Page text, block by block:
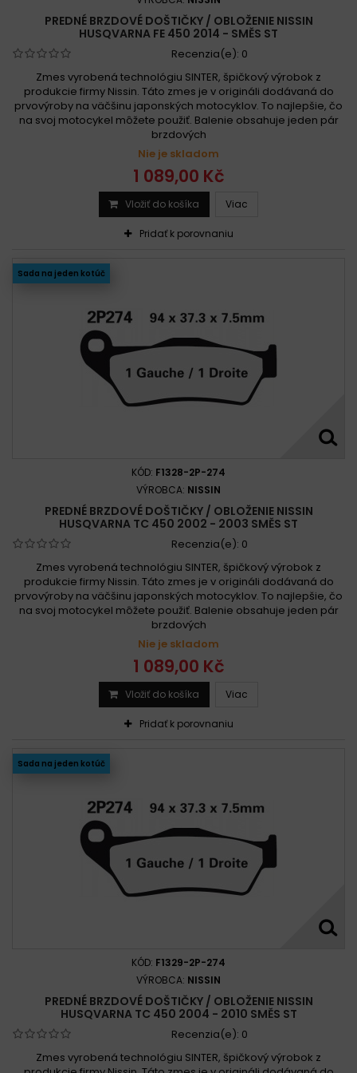
PREDNÉ BRZDOVÉ DOŠTIČKY / OBLOŽENIE NISSIN
HUSQVARNA FE 450 2014 - SMĚS ST
Recenzia(e): 0
Zmes vyrobená technológiu SINTER, špičkový výrobok z
produkcie firmy Nissin. Táto zmes je v origináli dodávaná do
prvovýroby na väčšinu japonských motocyklov. To najlepšie, čo
na svoj motocykel môžete použiť. Balenie obsahuje jeden pár
brzdových
Nie je skladom
1 089,00 Kč
Vložiť do košíka Viac
Pridať k porovnaniu
Sada na jeden kotúč
KÓD: F1328-2P-274
VÝROBCA: NISSIN
PREDNÉ BRZDOVÉ DOŠTIČKY / OBLOŽENIE NISSIN
HUSQVARNA TC 450 2002 - 2003 SMĚS ST
Recenzia(e): 0
Zmes vyrobená technológiu SINTER, špičkový výrobok z
produkcie firmy Nissin. Táto zmes je v origináli dodávaná do
prvovýroby na väčšinu japonských motocyklov. To najlepšie, čo
na svoj motocykel môžete použiť. Balenie obsahuje jeden pár
brzdových
Nie je skladom
1 089,00 Kč
Vložiť do košíka Viac
Pridať k porovnaniu
Sada na jeden kotúč
KÓD: F1329-2P-274
VÝROBCA: NISSIN
PREDNÉ BRZDOVÉ DOŠTIČKY / OBLOŽENIE NISSIN
HUSQVARNA TC 450 2004 - 2010 SMĚS ST
Recenzia(e): 0
Zmes vyrobená technológiu SINTER, špičkový výrobok z